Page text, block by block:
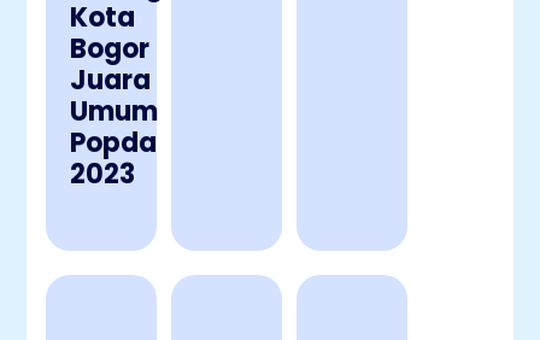
Kota
Bogor
Juara
Umum
Popda
2023